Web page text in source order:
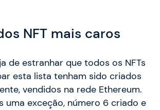
NFT mais caros
de estranhar que todos os NFTs
esta lista tenham sido criados
vendidos na rede Ethereum.
uma exceção, número 6 criado e